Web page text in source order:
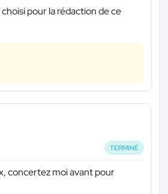
pour la rédaction de ce
TERMINÉ
concertez moi avant pour